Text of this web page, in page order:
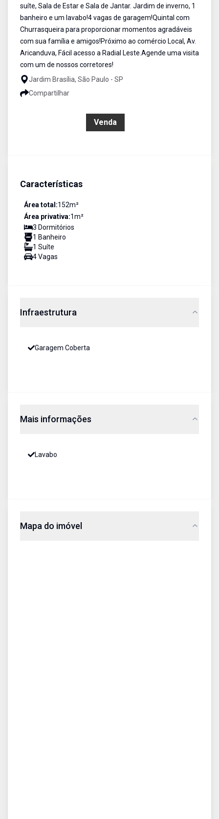
suíte, Sala de Estar e Sala de Jantar. Jardim de inverno, 1
banheiro e um lavabo!4 vagas de garagem!Quintal com
Churrasqueira para proporcionar momentos agradáveis
com sua família e amigos!Próximo ao comércio Local, Av.
Aricanduva, Fácil acesso a Radial Leste.Agende uma visita
com um de nossos corretores!
Jardim Brasília, São Paulo - SP
Compartilhar
Venda
Características
Área total:152m²
Área privativa:1m²
3 Dormitórios
1 Banheiro
1 Suíte
4Vagas
Infraestrutura
Garagem Coberta
Mais informações
Lavabo
Mapa do imóvel